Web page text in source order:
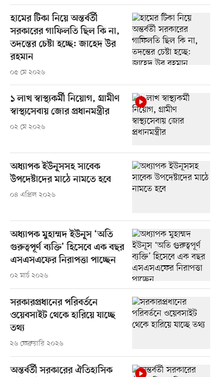
হামের টিকা নিয়ে অন্তর্বর্তী
সরকারের গাফিলতি ছিল কি না,
তদন্তের চেষ্টা হচ্ছে: জাহেদ উর
রহমান
০৫ মে ২০২৬
১ লাখ স্বাস্থ্যকর্মী নিয়োগ, গ্রামীণ
স্বাস্থ্যসেবায় জোর প্রধানমন্ত্রীর
০২ মে ২০২৬
অধ্যাপক ইউনূসসহ সাবেক
উপদেষ্টাদের মাঠে নামতে হবে
০৪ এপ্রিল ২০২৬
অধ্যাপক মুহাম্মদ ইউনূস ‘অতি
গুরুত্বপূর্ণ ব্যক্তি’ হিসেবে এক বছর
এসএসএফের নিরাপত্তা পাচ্ছেন
০২ মার্চ ২০২৬
সরকারপ্রধানের পরিবর্তনে
ওয়েবসাইট থেকে হারিয়ে যাচ্ছে
তথ্য
২৬ ফেব্রুয়ারি ২০২৬
অন্তর্বর্তী সরকারের ঐতিহাসিক